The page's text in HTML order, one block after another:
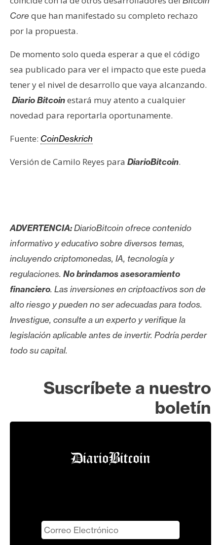
Core que han manifestado su completo rechazo
por la propuesta.
De momento solo queda esperar a que el código
sea publicado para ver el impacto que este pueda
tener y el nivel de desarrollo que vaya alcanzando.
Diario Bitcoinestará muy atento a cualquier
novedad para reportarla oportunamente.
Fuente: CoinDeskrich
Versión de Camilo Reyes para DiarioBitcoin.
ADVERTENCIA:DiarioBitcoin ofrece contenido
informativo y educativo sobre diversos temas,
incluyendo criptomonedas, IA, tecnología y
regulaciones. No brindamos asesoramiento
financiero. Las inversiones en criptoactivos son de
alto riesgo y pueden no ser adecuadas para todos.
Investigue, consulte a un experto y verifique la
legislación aplicable antes de invertir. Podría perder
todo su capital.
Suscríbete a nuestro
boletín